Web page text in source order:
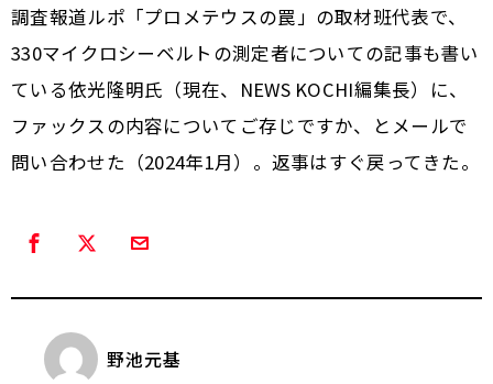
調査報道ルポ「プロメテウスの罠」の取材班代表で、
330マイクロシーベルトの測定者についての記事も書い
ている依光隆明氏（現在、NEWS KOCHI編集長）に、
ファックスの内容についてご存じですか、とメールで
問い合わせた（2024年1月）。返事はすぐ戻ってきた。
野池元基